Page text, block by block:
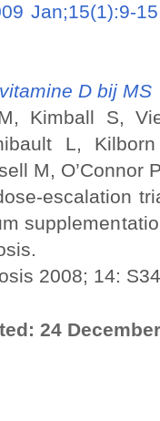
Jan;15(1):9-
D bij MS
Kimball S,
L,
M, O’Connor
escalation
2008; 14:
24